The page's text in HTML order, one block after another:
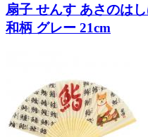
扇子 せんす あさのは
和柄 グレー 21cm